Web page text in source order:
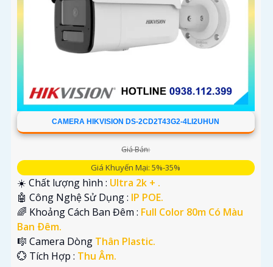
CAMERA HIKVISION DS-2CD2T43G2-4LI2UHUN
Giá Bán:
Giá Khuyến Mại: 5%-35%
☀️ Chất lượng hình : Ultra 2k + .
🤖️ Công Nghệ Sử Dụng : IP POE.
🌈 Khoảng Cách Ban Đêm : Full Color 80m Có Màu
Ban Ðêm.
🎼️ Camera Dòng Thân Plastic.
️💮 Tích Hợp : Thu Âm.